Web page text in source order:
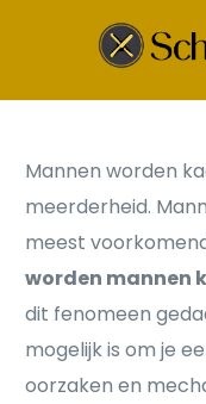
Mannen worden
meerderheid.
meest
worden mannen
dit fenomeen
mogelijk is om je
oorzaken en